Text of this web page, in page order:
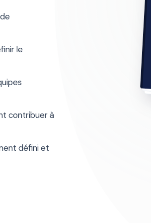
le
contribuer à
défini et